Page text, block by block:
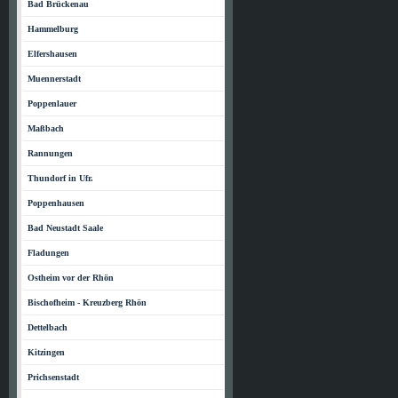
Bad Brückenau
Hammelburg
Elfershausen
Muennerstadt
Poppenlauer
Maßbach
Rannungen
Thundorf in Ufr.
Poppenhausen
Bad Neustadt Saale
Fladungen
Ostheim vor der Rhön
Bischofheim - Kreuzberg Rhön
Dettelbach
Kitzingen
Prichsenstadt